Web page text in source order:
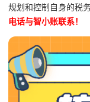
规划和控制自身的税务
电话与智小账联系！